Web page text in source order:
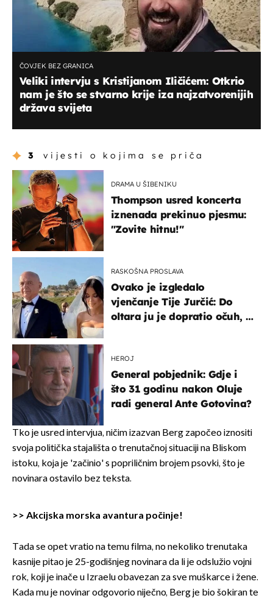
ČOVJEK BEZ GRANICA
Veliki intervju s Kristijanom Iličićem: Otkrio
nam je što se stvarno krije iza najzatvorenijih
država svijeta
3 vijesti o kojima se priča
DRAMA U ŠIBENIKU
Thompson usred koncerta
iznenada prekinuo pjesmu:
"Zovite hitnu!"
RASKOŠNA PROSLAVA
Ovako je izgledalo
vjenčanje Tije Jurčić: Do
oltara ju je dopratio očuh, a
HEROJ
General pobjednik: Gdje i
što 31 godinu nakon Oluje
radi general Ante Gotovina?
Tko je usred intervjua, ničim izazvan Berg započeo iznositi
svoja politička stajališta o trenutačnoj situaciji na Bliskom
istoku, koja je 'začinio' s popriličnim brojem psovki, što je
novinara ostavilo bez teksta.
>> Akcijska morska avantura počinje!
Tada se opet vratio na temu filma, no nekoliko trenutaka
kasnije pitao je 25-godišnjeg novinara da li je odslužio vojni
rok, koji je inače u Izraelu obavezan za sve muškarce i žene.
Kada mu je novinar odgovorio niječno, Berg je bio šokiran te